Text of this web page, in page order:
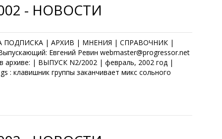
- НОВОСТИ
ПОДПИСКА | АРХИВ | МНЕНИЯ | СПРАВОЧНИК |
Евгений Ревин webmaster@progressor.net
архиве: | ВЫПУСК N2/2002 | февраль, 2002 год |
: клавишник группы заканчивает микс сольного